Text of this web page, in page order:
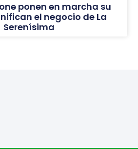
ponen en marcha su
el negocio de La
Serenísima